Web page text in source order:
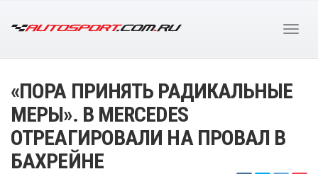
«ПОРА ПРИНЯТЬ РАДИКАЛЬНЫЕ
МЕРЫ». В MERCEDES
ОТРЕАГИРОВАЛИ НА ПРОВАЛ В
БАХРЕЙНЕ